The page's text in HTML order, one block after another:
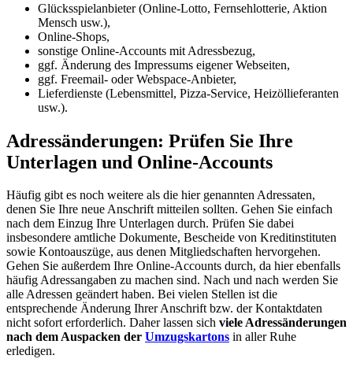
Glücksspielanbieter (Online-Lotto, Fernsehlotterie, Aktion
Mensch usw.),
Online-Shops,
sonstige Online-Accounts mit Adressbezug,
ggf. Änderung des Impressums eigener Webseiten,
ggf. Freemail- oder Webspace-Anbieter,
Lieferdienste (Lebensmittel, Pizza-Service, Heizöllieferanten
usw.).
Adressänderungen: Prüfen Sie Ihre
Unterlagen und Online-Accounts
Häufig gibt es noch weitere als die hier genannten Adressaten,
denen Sie Ihre neue Anschrift mitteilen sollten. Gehen Sie einfach
nach dem Einzug Ihre Unterlagen durch. Prüfen Sie dabei
insbesondere amtliche Dokumente, Bescheide von Kreditinstituten
sowie Kontoauszüge, aus denen Mitgliedschaften hervorgehen.
Gehen Sie außerdem Ihre Online-Accounts durch, da hier ebenfalls
häufig Adressangaben zu machen sind. Nach und nach werden Sie
alle Adressen geändert haben. Bei vielen Stellen ist die
entsprechende Änderung Ihrer Anschrift bzw. der Kontaktdaten
nicht sofort erforderlich. Daher lassen sich viele Adressänderungen
nach dem Auspacken der Umzugskartons in aller Ruhe
erledigen.